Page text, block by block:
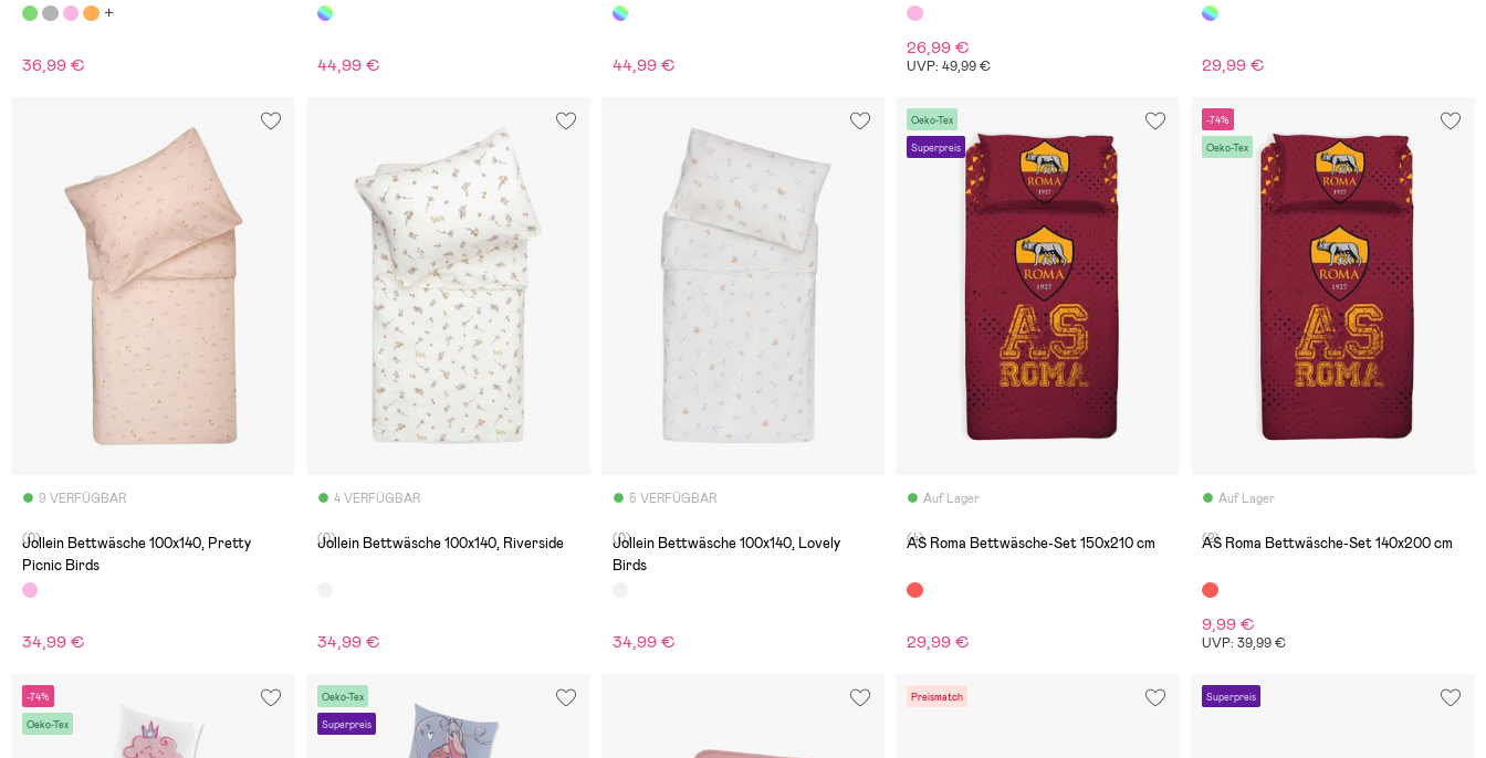
36,99 € 44,99 € 44,99 €
26,99 €
UVP: 49,99 € 29,99 €
9 VERFÜGBAR
(0)
Jollein Bettwäsche 100x140, Pretty
Picnic Birds
34,99 €
4 VERFÜGBAR
(0)
Jollein Bettwäsche 100x140, Riverside
34,99 €
5 VERFÜGBAR
(0)
Jollein Bettwäsche 100x140, Lovely
Birds
34,99 €
Oeko-Tex
Superpreis
Auf Lager
(4)
AS Roma Bettwäsche-Set 150x210 cm
29,99 €
-74%
Oeko-Tex
Auf Lager
(2)
AS Roma Bettwäsche-Set 140x200 cm
9,99 €
UVP: 39,99 €
-74%
Oeko-Tex
Oeko-Tex
Superpreis
Preismatch Superpreis